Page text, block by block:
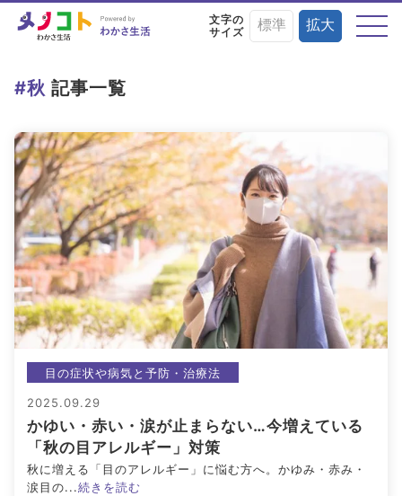
文字の
サイズ
標準 拡大
目の症状や病気と
予防・治療法
目にまつわる
お役立ちニュース
目を鍛える
トレーニング術
目に良い食べ物・
栄養素と調理法
目の基礎知識
目のことを楽しく
学ぶイベント情報
アイメイク・
アイケア
見えない・見えづ
らい方への
お役立ち情報
目のご利益
#秋 記事一覧
目の症状や病気と予防・治療法
2025.09.29
かゆい・赤い・涙が止まらない…今増えている
「秋の目アレルギー」対策
秋に増える「目のアレルギー」に悩む方へ。かゆみ・赤み・
涙目の...続きを読む